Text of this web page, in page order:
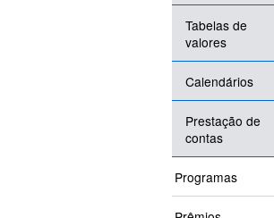
Tabelas de
valores
Calendários
Prestação de
contas
Programas